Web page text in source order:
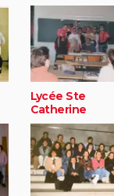
Lycée Ste
Catherine